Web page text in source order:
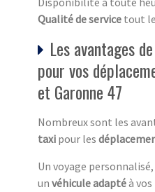
Qualité de service tout
Les avantages
pour vos
et Garonne 47
Nombreux sont les
taxi pour les
Un voyage
un véhicule adaptéà